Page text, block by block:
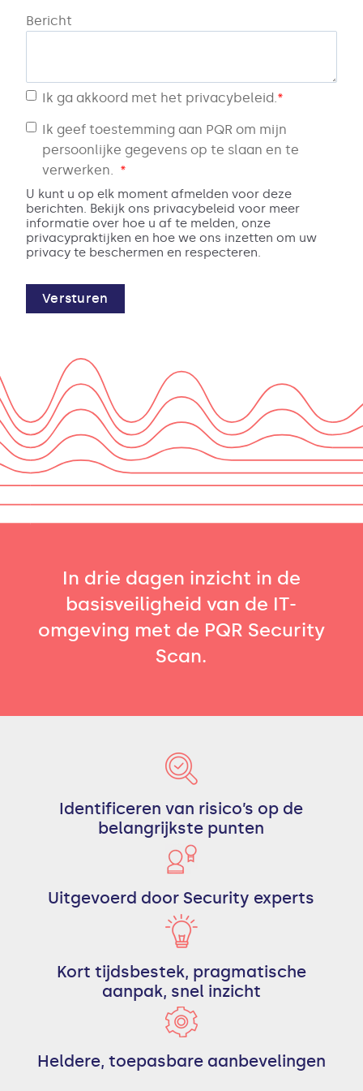
Bericht
Ik ga akkoord met het privacybeleid.*
Ik geef toestemming aan PQR om mijn
persoonlijke gegevens op te slaan en te
verwerken. *
U kunt u op elk moment afmelden voor deze
berichten. Bekijk ons privacybeleid voor meer
informatie over hoe u af te melden, onze
privacypraktijken en hoe we ons inzetten om uw
privacy te beschermen en respecteren.
In drie dagen inzicht in de
basisveiligheid van de IT-
omgeving met de PQR Security
Scan.
Identificeren van risico’s op de
belangrijkste punten
Uitgevoerd door Security experts
Kort tijdsbestek, pragmatische
aanpak, snel inzicht
Heldere, toepasbare aanbevelingen